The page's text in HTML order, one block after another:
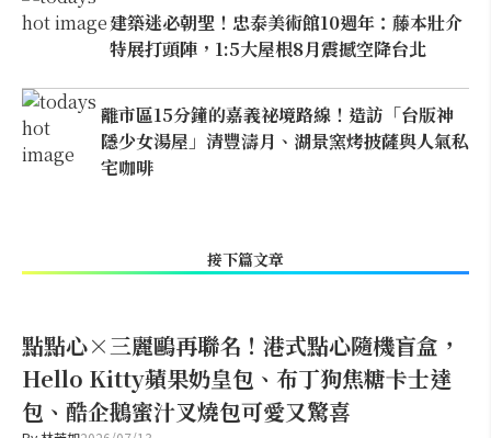
建築迷必朝聖！忠泰美術館10週年：藤本壯介
特展打頭陣，1:5大屋根8月震撼空降台北
離市區15分鐘的嘉義祕境路線！造訪「台版神
隱少女湯屋」清豐濤月、湖景窯烤披薩與人氣私
宅咖啡
接下篇文章
點點心×三麗鷗再聯名！港式點心隨機盲盒，
Hello Kitty蘋果奶皇包、布丁狗焦糖卡士達
包、酷企鵝蜜汁叉燒包可愛又驚喜